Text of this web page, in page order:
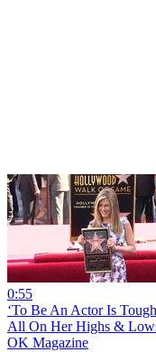
0:55
‘To Be An Actor Is
All On Her Highs &
OK Magazine